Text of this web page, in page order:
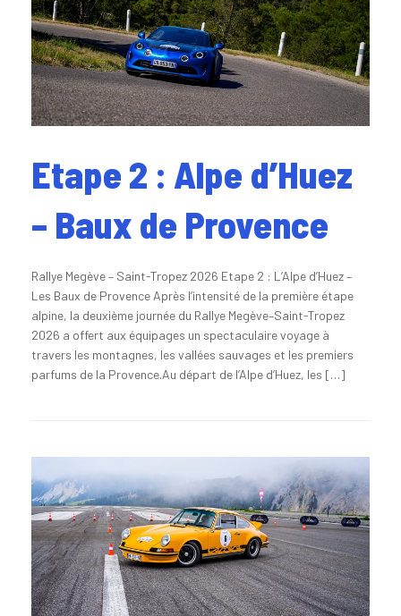
Etape 2 : Alpe d’Huez
– Baux de Provence
Rallye Megève – Saint-Tropez 2026 Etape 2 : L’Alpe d’Huez –
Les Baux de Provence Après l’intensité de la première étape
alpine, la deuxième journée du Rallye Megève–Saint-Tropez
2026 a offert aux équipages un spectaculaire voyage à
travers les montagnes, les vallées sauvages et les premiers
parfums de la Provence.Au départ de l’Alpe d’Huez, les […]